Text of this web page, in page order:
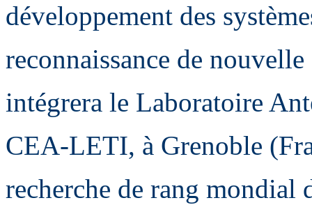
développement des
reconnaissance de
intégrera le Laboratoire
CEA-LETI, à Grenoble
recherche de rang mondial